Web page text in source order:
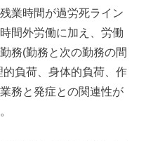
業時間が過労死ライン
間外労働に加え、労働
務(勤務と次の勤務の間
負荷、身体的負荷、作
務と発症との関連性が